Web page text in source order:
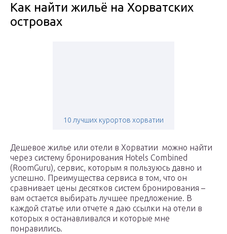
Как найти жильё на Хорватских
островах
10 лучших курортов хорватии
Дешевое жилье или отели в Хорватии можно найти
через систему бронирования Hotels Combined
(RoomGuru), сервис, которым я пользуюсь давно и
успешно. Преимущества сервиса в том, что он
сравнивает цены десятков систем бронирования –
вам остается выбирать лучшее предложение. В
каждой статье или отчете я даю ссылки на отели в
которых я останавливался и которые мне
понравились.